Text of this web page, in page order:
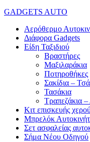
GADGETS AUTO
Αερόθερμο
Διάφορα Gadgets
Είδη Ταξιδιού
Βραστήρες
Μαξιλαράκια
Ποτηροθήκες
Σακίδια –
Τασάκια
Τραπεζάκια –
Κιτ επισκευής
Μπρελόκ
Σετ ασφαλείας
Σήμα Νέου Οδηγού